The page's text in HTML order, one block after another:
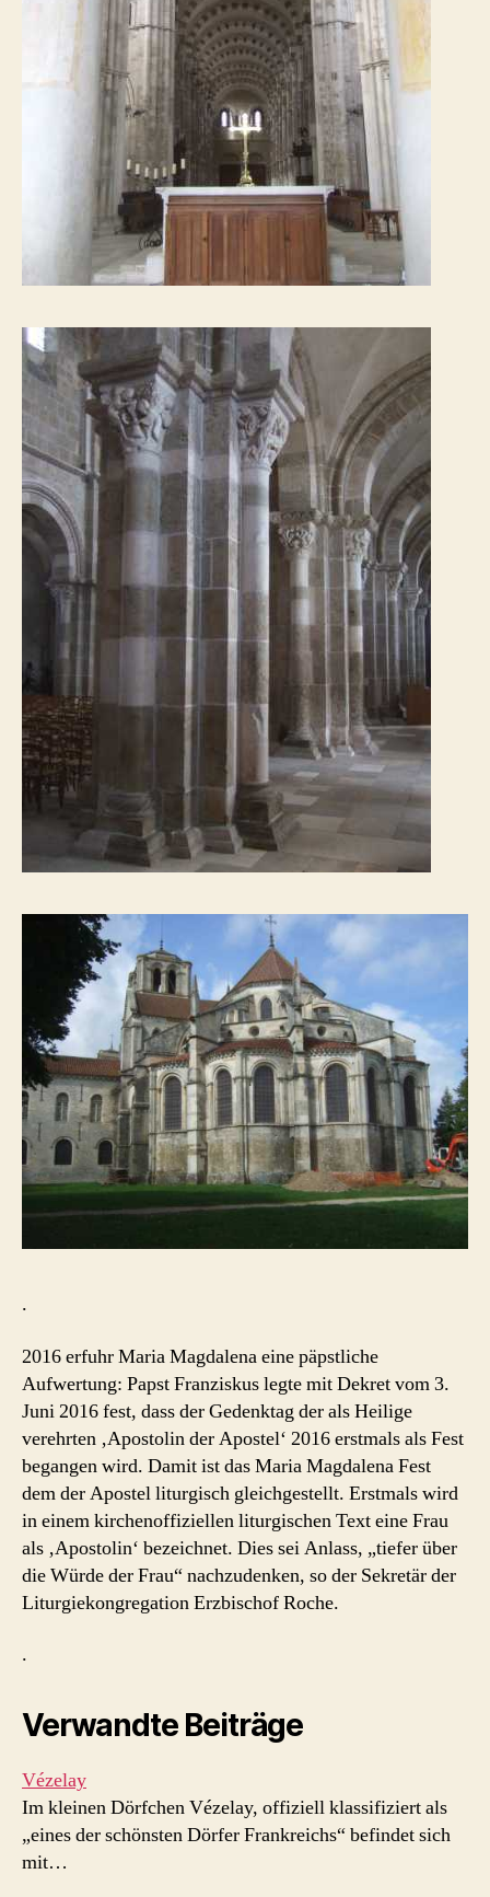
.
2016 erfuhr Maria Magdalena eine päpstliche
Aufwertung: Papst Franziskus legte mit Dekret vom 3.
Juni 2016 fest, dass der Gedenktag der als Heilige
verehrten ‚Apostolin der Apostel‘ 2016 erstmals als Fest
begangen wird. Damit ist das Maria Magdalena Fest
dem der Apostel liturgisch gleichgestellt. Erstmals wird
in einem kirchenoffiziellen liturgischen Text eine Frau
als ‚Apostolin‘ bezeichnet. Dies sei Anlass, „tiefer über
die Würde der Frau“ nachzudenken, so der Sekretär der
Liturgiekongregation Erzbischof Roche.
.
Verwandte Beiträge
Vézelay
Im kleinen Dörfchen Vézelay, offiziell klassifiziert als
„eines der schönsten Dörfer Frankreichs“ befindet sich
mit…